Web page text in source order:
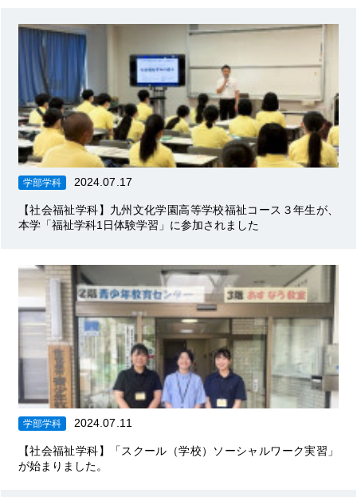
学部学科 2024.07.17
【社会福祉学科】九州文化学園高等学校福祉コース３年生が、
本学「福祉学科1日体験学習」に参加されました
学部学科 2024.07.11
【社会福祉学科】「スクール（学校）ソーシャルワーク実習」
が始まりました。